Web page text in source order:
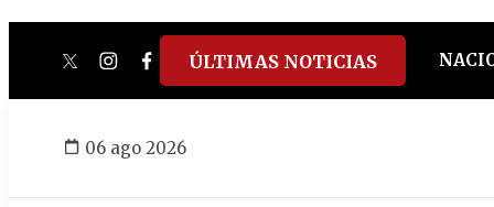
twitterinstagram
facebook
tiktokyoutube
spotify
ÚLTIMAS NOTICIAS
06 ago 2026